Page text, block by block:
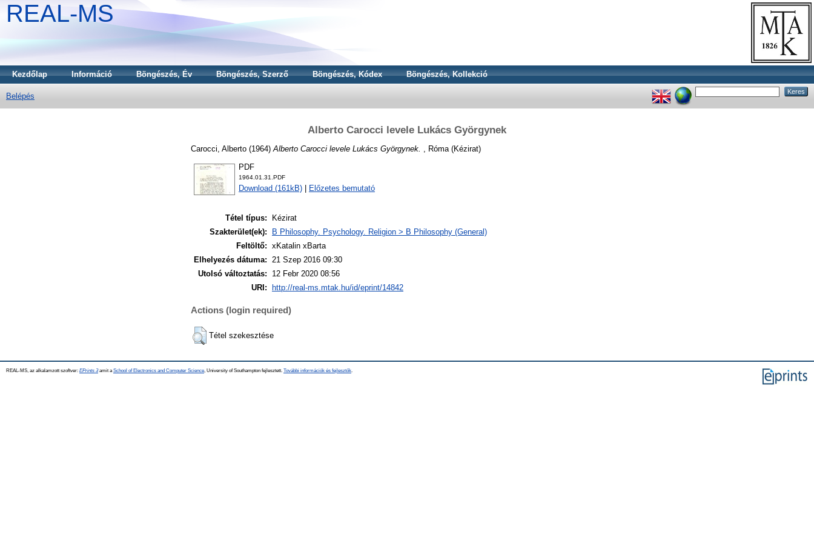
REAL-MS
Kezdőlap Információ Böngészés, Év Böngészés, Szerző Böngészés, Kódex Böngészés, Kollekció
Belépés
Alberto Carocci levele Lukács Györgynek
Carocci, Alberto (1964) Alberto Carocci levele Lukács Györgynek. , Róma (Kézirat)
PDF
1964.01.31.PDF
Download (161kB) Előzetes bemutató
Tétel típus:
Kézirat
Szakterület(ek):
B Philosophy. Psychology. Religion > B Philosophy (General)
Feltöltő: xKatalin xBarta
Elhelyezés dátuma: 21 Szep 2016 09:30
Utolsó változtatás:
12 Febr 2020 08:56
URI:
http://real-ms.mtak.hu/id/eprint/14842
Actions (login required)
Tétel szekesztése
REAL-MS, az alkalamzott szoftver: EPrints 3amit a School of Electronics and Computer Science , University of Southampton fejlesztett. További információk és fejlesztők